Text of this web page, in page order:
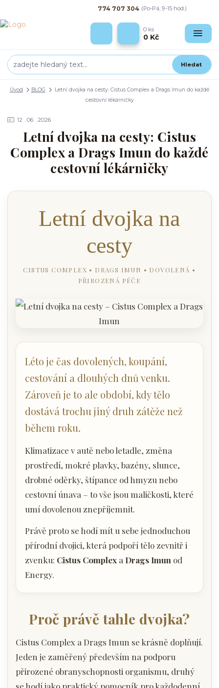
Hledat
774 707 304 (Po-Pá, 9-15 hod.)
0 ks
0 Kč
Úvod BLOG
Letní dvojka na cesty: Cistus Complex a Drags Imun do každé
cestovní lékárničky
12 06 2026
Letní dvojka na cesty: Cistus
Complex a Drags Imun do každé
cestovní lékárničky
Letní dvojka na
cesty
CISTUS COMPLEX • DRAGS IMUN • DOVOLENÁ •
PŘIROZENÁ PÉČE
Léto je čas dovolených, koupání,
cestování a dlouhých dnů venku.
Zároveň je to ale období, kdy tělo
dostává trochu jiný druh zátěže než
během roku.
Klimatizace v autě nebo letadle, změna
prostředí, mokré plavky, bazény, slunce,
drobné oděrky, štípance od hmyzu nebo
cestovní únava – to vše jsou maličkosti, které
umí dovolenou znepříjemnit.
Právě proto se hodí mít u sebe jednoduchou
přírodní dvojici, která podpoří tělo zevnitř i
zvenku: Cistus Complex a Drags Imun od
Energy.
Proč právě tahle dvojka?
Cistus Complex a Drags Imun se krásně doplňují.
Jeden je zaměřený především na podporu
přirozené obranyschopnosti organismu, druhý